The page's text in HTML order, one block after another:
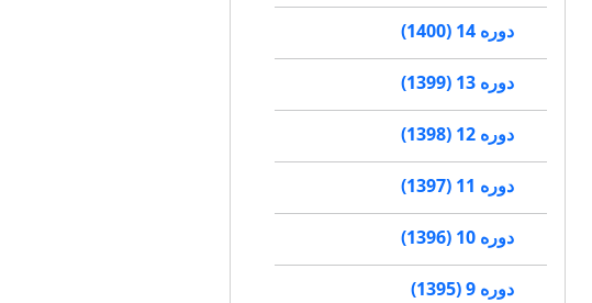
دوره 14 (1400)
دوره 13 (1399)
دوره 12 (1398)
دوره 11 (1397)
دوره 10 (1396)
دوره 9 (1395)